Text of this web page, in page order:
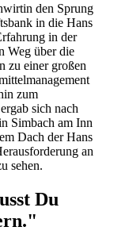
den Sprung
in die Hans
in der
Weg über die
zu einer großen
zum
sich nach
Simbach am Inn
Dach der Hans
an
sehen.
Du